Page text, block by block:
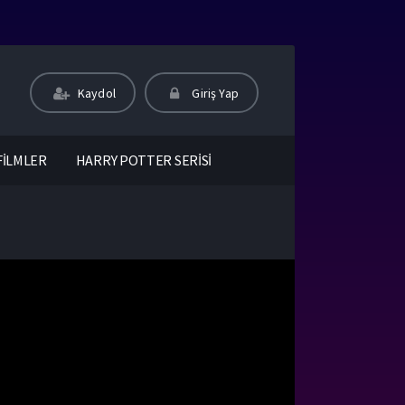
Kaydol Giriş Yap
HARRY POTTER SERİSİ